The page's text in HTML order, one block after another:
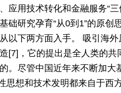
应用技术转化和金融服务“
础研究孕育“从0到1”的原
以下两方面入手。 吸引海
[7]，它的提出是全人类的
。尽管中国近年来不断加
思想和技术发明都来自于